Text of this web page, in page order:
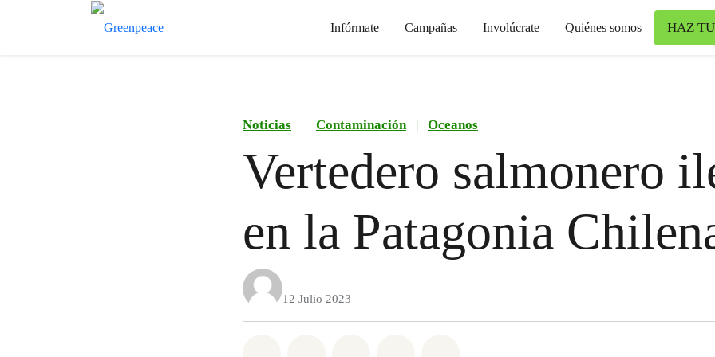
Infórmate Campañas Involúcrate Quiénes somos HAZ
Noticias Contaminación | Oceanos
Vertedero salmonero
en la Patagonia
12 Julio 2023